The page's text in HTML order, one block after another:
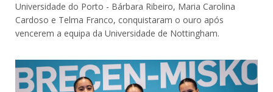
Universidade do Porto - Bárbara Ribeiro, Maria Carolina
Cardoso e Telma Franco, conquistaram o ouro após
vencerem a equipa da Universidade de Nottingham.